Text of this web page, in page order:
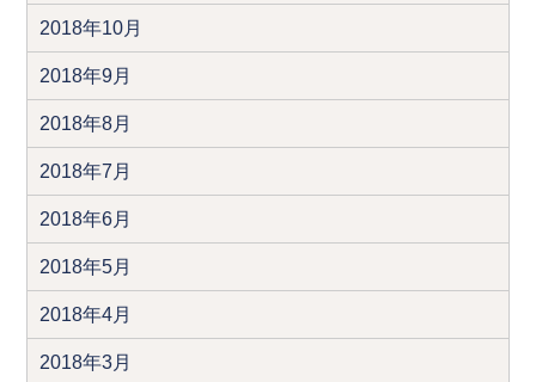
2018年10月
2018年9月
2018年8月
2018年7月
2018年6月
2018年5月
2018年4月
2018年3月